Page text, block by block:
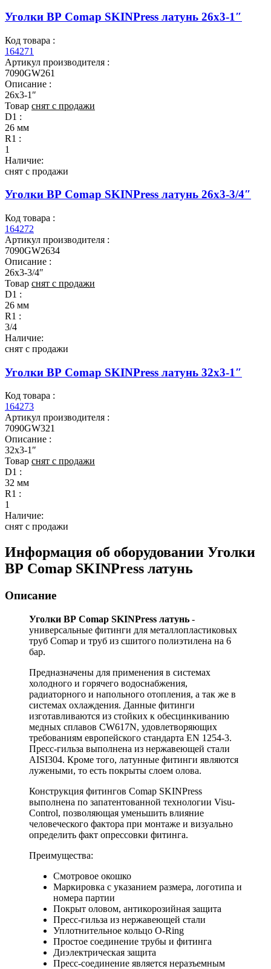
Уголки ВР Comap SKINPress латунь 26x3-1″
Код товара :
164271
Артикул производителя :
7090GW261
Описание :
26x3-1″
Товар снят с продажи
D1 :
26 мм
R1 :
1
Наличие:
снят с продажи
Уголки ВР Comap SKINPress латунь 26x3-3/4″
Код товара :
164272
Артикул производителя :
7090GW2634
Описание :
26x3-3/4″
Товар снят с продажи
D1 :
26 мм
R1 :
3/4
Наличие:
снят с продажи
Уголки ВР Comap SKINPress латунь 32x3-1″
Код товара :
164273
Артикул производителя :
7090GW321
Описание :
32x3-1″
Товар снят с продажи
D1 :
32 мм
R1 :
1
Наличие:
снят с продажи
Информация об оборудовании Уголки
ВР Comap SKINPress латунь
Описание
Уголки ВР Comap SKINPress латунь -
универсальные фитинги для металлопластиковых
труб Comap и труб из сшитого полиэтилена на 6
бар.
Предназначены для применения в системах
холодного и горячего водоснабжения,
радиаторного и напольного отопления, а так же в
системах охлаждения. Данные фитинги
изготавливаются из стойких к обесцинкиванию
медных сплавов CW617N, удовлетворяющих
требованиям европейского стандарта EN 1254-3.
Пресс-гильза выполнена из нержавеющей стали
AISI304. Кроме того, латунные фитинги являются
лужеными, то есть покрыты слоем олова.
Конструкция фитингов Comap SKINPress
выполнена по запатентованной технологии Visu-
Control, позволяющая уменьшить влияние
человеческого фактора при монтаже и визуально
определить факт опрессовки фитинга.
Преимущества:
Смотровое окошко
Маркировка с указанием размера, логотипа и
номера партии
Покрыт оловом, антикорозийная защита
Пресс-гильза из нержавеющей стали
Уплотнительное кольцо O-Ring
Простое соединение трубы и фитинга
Диэлектрическая защита
Пресс-соединение является неразъемным